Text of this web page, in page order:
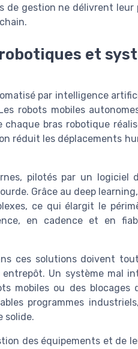
de gestion ne délivrent leur
et
par intelligence
robots mobiles
chaque bras robotique
réduit les déplacements
pilotés par un
Grâce au deep
ce qui élargit le
en cadence et en
ces solutions doivent
Un système mal
mobiles ou des
programmes
solide.
des équipements et de